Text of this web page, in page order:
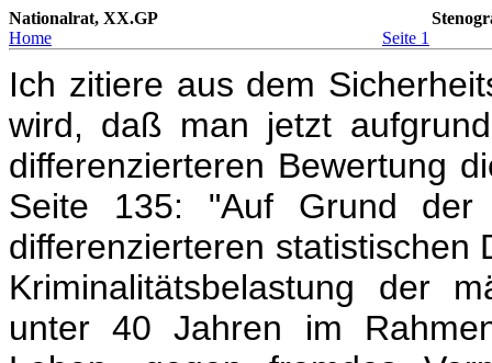
Nationalrat, XX.GP
Home
Seite 1
Ich zitiere aus dem
wird, daß man jetzt
differenzierteren Bewertung
Seite 135: "Auf Grund der
differenzierteren
Kriminalitätsbelastung der
unter 40 Jahren im